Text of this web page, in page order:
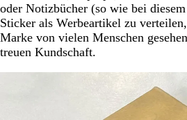
oder Notizbücher (so wie bei
Sticker als Werbeartikel zu
Marke von vielen Menschen
treuen Kundschaft.